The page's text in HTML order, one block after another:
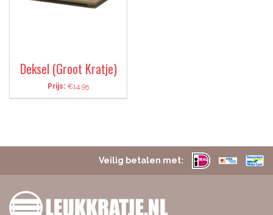
Deksel (Groot Kratje)
Prijs: €14.95
Veilig betalen met: